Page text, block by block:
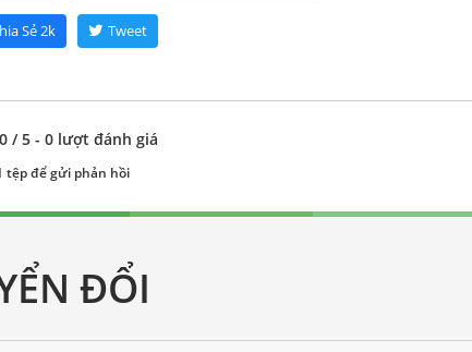
Sẻ2k Tweet
0 / 5 - 0 lượt đánh giá
tệp để gửi phản hồi
ĐỔI